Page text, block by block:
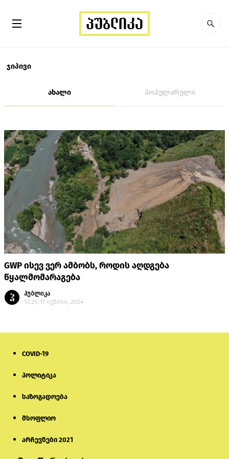
ჯიპივი
ახალი პოპულარული
GWP ისევ ვერ ამბობს, როდის აღდგება
წყალმომარაგება
პუბლიკა
13:21, 17 ივნისი, 2024
COVID-19
პოლიტიკა
საზოგადოება
მსოფლიო
არჩევნები 2021